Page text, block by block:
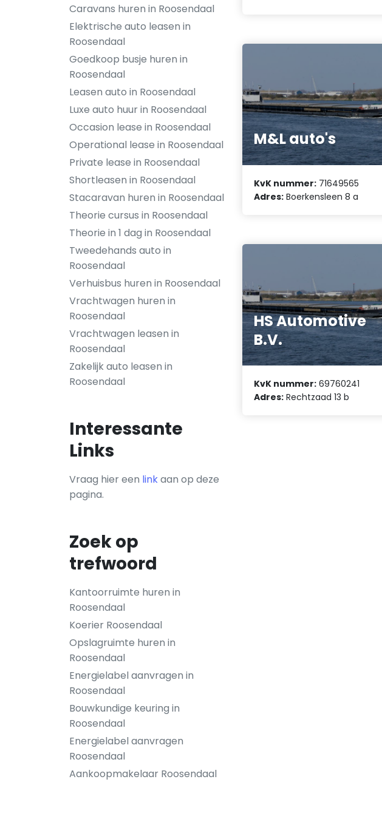
Caravans huren in Roosendaal
Elektrische auto leasen in
Roosendaal
Goedkoop busje huren in
Roosendaal
Leasen auto in Roosendaal
Luxe auto huur in Roosendaal
Occasion lease in Roosendaal
Operational lease in Roosendaal
Private lease in Roosendaal
Shortleasen in Roosendaal
Stacaravan huren in Roosendaal
Theorie cursus in Roosendaal
Theorie in 1 dag in Roosendaal
Tweedehands auto in
Roosendaal
Verhuisbus huren in Roosendaal
Vrachtwagen huren in
Roosendaal
Vrachtwagen leasen in
Roosendaal
Zakelijk auto leasen in
Roosendaal
Interessante
Links
Vraag hier een linkaan op deze
pagina.
Zoek op
trefwoord
Kantoorruimte huren in
Roosendaal
Koerier Roosendaal
Opslagruimte huren in
Roosendaal
Energielabel aanvragen in
Roosendaal
Bouwkundige keuring in
Roosendaal
Energielabel aanvragen
Roosendaal
Aankoopmakelaar Roosendaal
M&L auto's
KvK nummer: 71649565
Adres: Boerkensleen 8 a
HS Automotive
B.V.
KvK nummer: 69760241
Adres: Rechtzaad 13 b